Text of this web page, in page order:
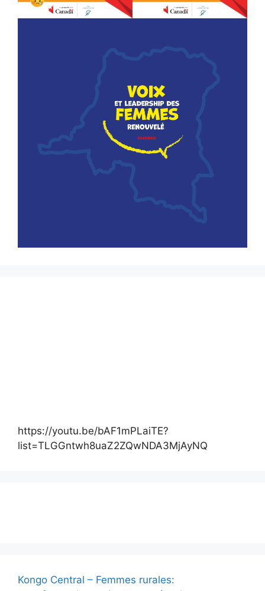
https://youtu.be/bAF1mPLaiTE?
list=TLGGntwh8uaZ2ZQwNDA3MjAyNQ
Kongo Central – Femmes rurales: